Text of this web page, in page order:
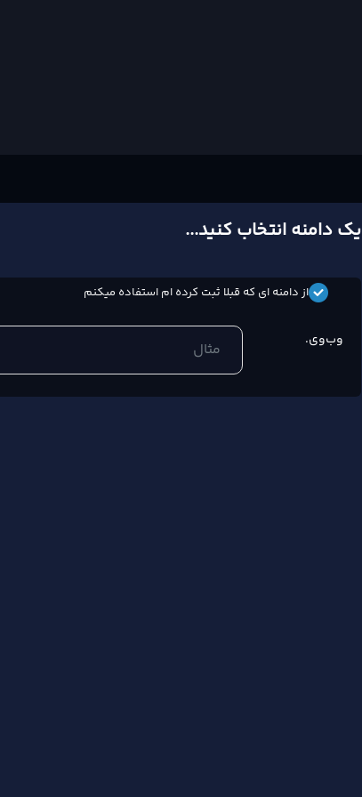
یک دامنه انتخاب کنید...
از دامنه ای که قبلا ثبت کرده ام استفاده میکنم
وب‌وی.